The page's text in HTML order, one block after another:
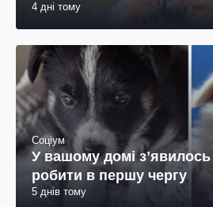
4 дні тому
Соціум
У вашому домі
робити в першу чергу
5 днів тому